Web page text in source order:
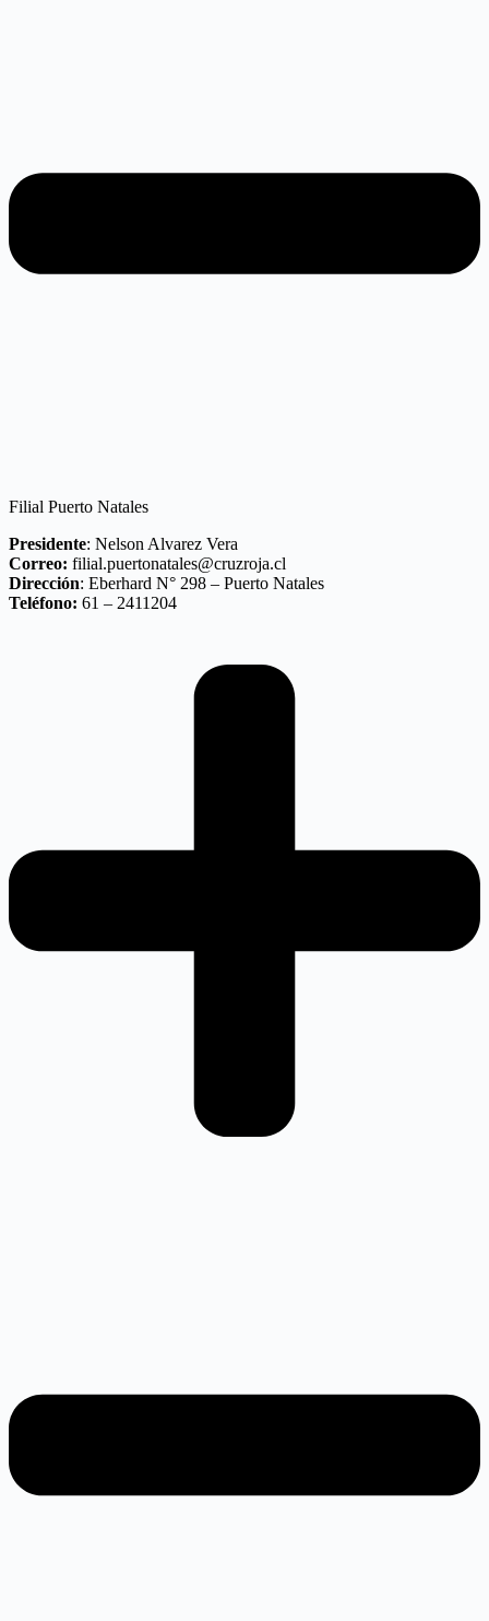
Filial Puerto Natales
Presidente: Nelson Alvarez Vera
Correo: filial.puertonatales@cruzroja.cl
Dirección: Eberhard N° 298 – Puerto Natales
Teléfono: 61 – 2411204